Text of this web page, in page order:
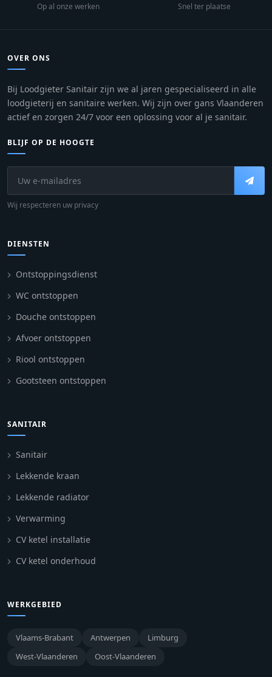
Op al onze werken Snel ter plaatse
OVER ONS
Bij Loodgieter Sanitair zijn we al jaren gespecialiseerd in alle
loodgieterij en sanitaire werken. Wij zijn over gans Vlaanderen
actief en zorgen 24/7 voor een oplossing voor al je sanitair.
BLIJF OP DE HOOGTE
Wij respecteren uw privacy
DIENSTEN
Ontstoppingsdienst
WC ontstoppen
Douche ontstoppen
Afvoer ontstoppen
Riool ontstoppen
Gootsteen ontstoppen
SANITAIR
Sanitair
Lekkende kraan
Lekkende radiator
Verwarming
CV ketel installatie
CV ketel onderhoud
WERKGEBIED
Vlaams-Brabant Antwerpen
Limburg
West-Vlaanderen
Oost-Vlaanderen